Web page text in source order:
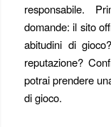
responsabile.
domande: il sito
abitudini di
reputazione?
potrai prendere
di gioco.